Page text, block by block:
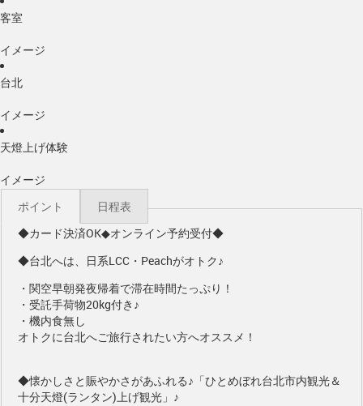
客室
イメージ
台北
イメージ
天燈上げ体験
イメージ
ポイント
日程表
◆カード決済OK◆オンライン予約受付◆
◆台北へは、日系LCC・Peachがオトク♪
・関空早朝発夜帰着で滞在時間たっぷり！
・受託手荷物20kg付き♪
・機内食無し
オトクに台北へご旅行されたい方へオススメ！
◆懐かしさと賑やかさがあふれる♪「ひとめぼれ台北市内観光＆
十分天燈(ランタン)上げ観光」♪